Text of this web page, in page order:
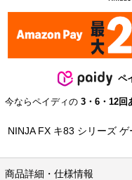
ペ
今ならペイディの 3・6・12回
NINJA FX キ83 シリーズ
商品詳細・仕様情報